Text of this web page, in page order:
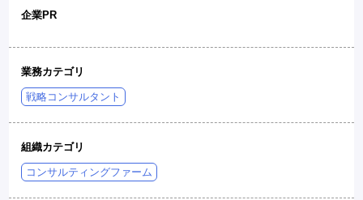
企業PR
業務カテゴリ
戦略コンサルタント
組織カテゴリ
コンサルティングファーム